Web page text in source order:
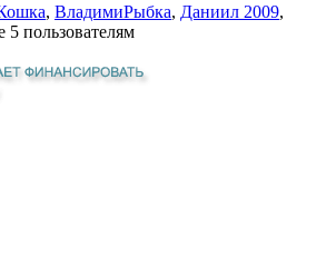
, ВладимиРыбка, Даниил 2009,
5 пользователям